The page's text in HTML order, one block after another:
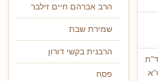
הרב אברהם חיים זילבר
שמירת שבת
הרבנית בקשי דורון
פסח